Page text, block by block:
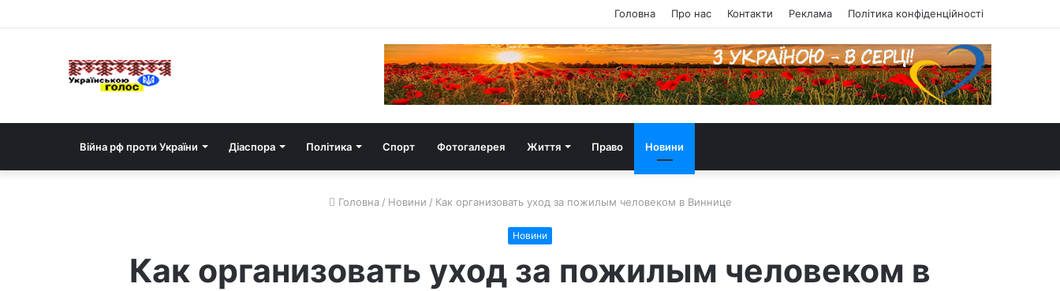
Головна Про нас Контакти Реклама Політика конфіденційності
Війна рф проти України Діаспора Політика Спорт Фотогалерея Життя Право Новини
Головна / Новини / Как организовать уход за пожилым человеком в Виннице
Новини
Как организовать уход за пожилым человеком в